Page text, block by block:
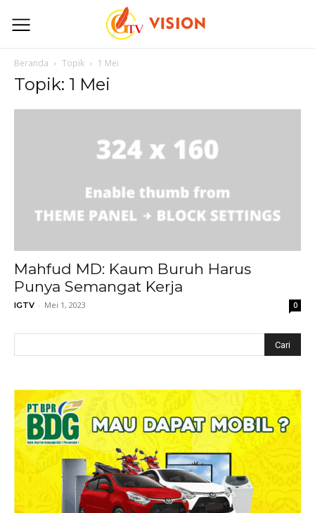
Beranda Topik 1 Mei
Topik: 1 Mei
Mahfud MD: Kaum Buruh Harus
Punya Semangat Kerja
IGTV - Mei 1, 2023 0